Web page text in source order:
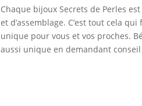
Chaque bijoux Secrets de Perles
et d’assemblage. C’est tout cela
unique pour vous et vos proches.
aussi unique en demandant